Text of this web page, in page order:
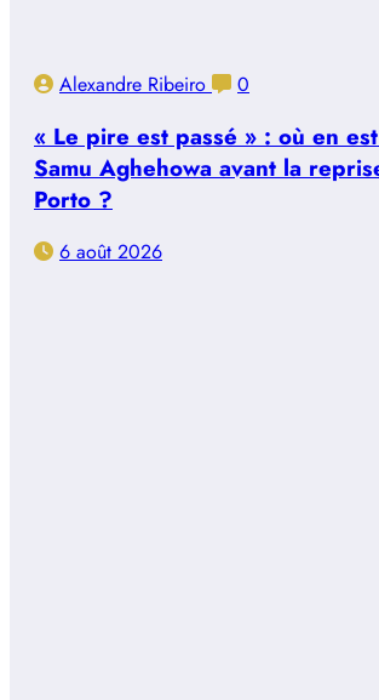
Alexandre Ribeiro 0
« Le pire est passé » : où en
Samu Aghehowa avant la
Porto ?
6 août 2026